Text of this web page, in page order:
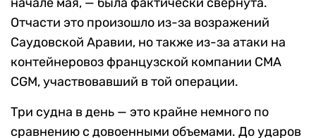
Отчасти это произошло из-за возражений
Саудовской Аравии, но также из-за атаки на
контейнеровоз французской компании CMA
CGM, участвовавший в той операции.
Три судна в день — это крайне немного по
сравнению с довоенными объемами. До ударов